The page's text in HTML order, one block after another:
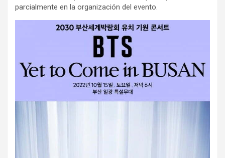
parcialmente en la organización del evento.